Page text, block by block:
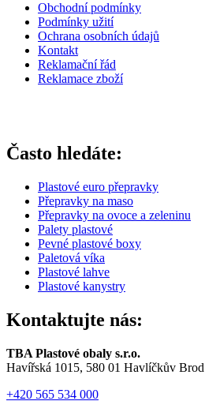
Obchodní podmínky
Podmínky užití
Ochrana osobních údajů
Kontakt
Reklamační řád
Reklamace zboží
Často hledáte:
Plastové euro přepravky
Přepravky na maso
Přepravky na ovoce a zeleninu
Palety plastové
Pevné plastové boxy
Paletová víka
Plastové lahve
Plastové kanystry
Kontaktujte nás:
TBA Plastové obaly s.r.o.
Havířská 1015, 580 01 Havlíčkův Brod
+420 565 534 000